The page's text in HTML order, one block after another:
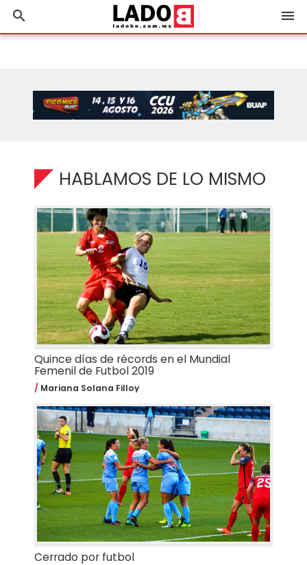
search menu
HABLAMOS DE LO MISMO
Quince días de récords en el Mundial
Femenil de Futbol 2019
Mariana Solana Filloy
Cerrado por futbol